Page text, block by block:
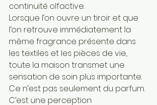
continuité olfactive.
Lorsque l’on ouvre un tiroir et que
l’on retrouve immédiatement la
même fragrance présente dans
les textiles et les pièces de vie,
toute la maison transmet une
sensation de soin plus importante.
Ce n’est pas seulement du parfum.
C’est une perception